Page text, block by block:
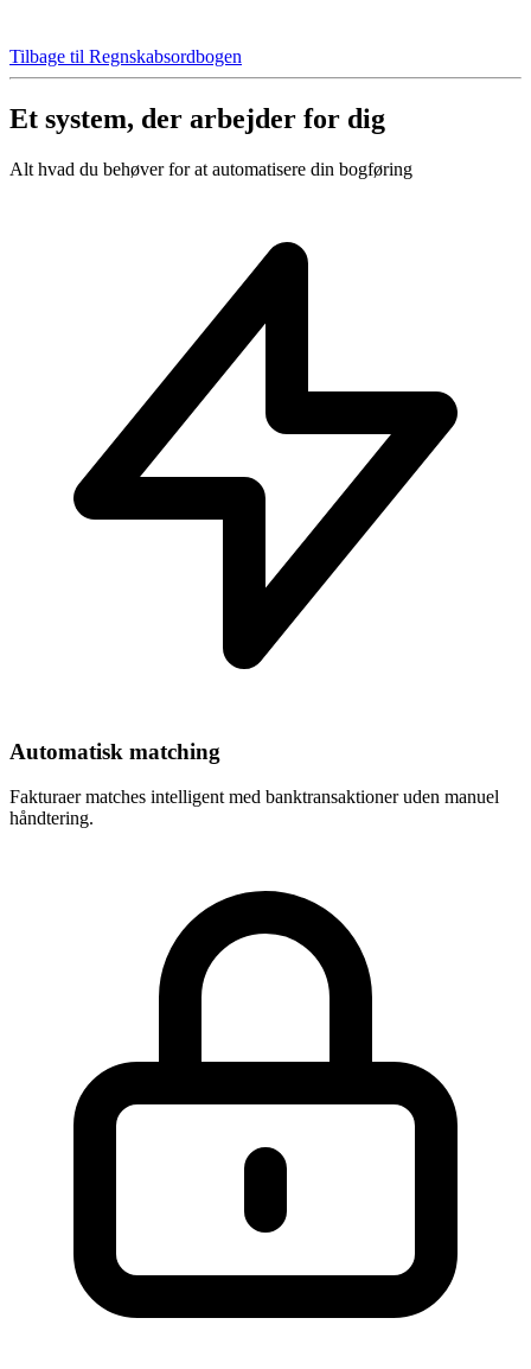
Tilbage til Regnskabsordbogen
Et system, der arbejder for dig
Alt hvad du behøver for at automatisere din bogføring
Automatisk matching
Fakturaer matches intelligent med banktransaktioner uden manuel
håndtering.